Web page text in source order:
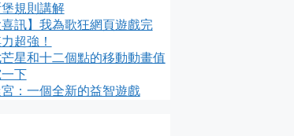
規則講解
喜訊】我為歌狂網頁遊戲完
超強！
星和十二個點的移動動畫值
下
：一個全新的益智遊戲